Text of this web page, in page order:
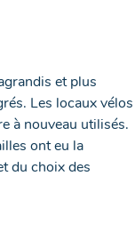
et plus
Les locaux vélos
à nouveau utilisés.
ont eu la
du choix des